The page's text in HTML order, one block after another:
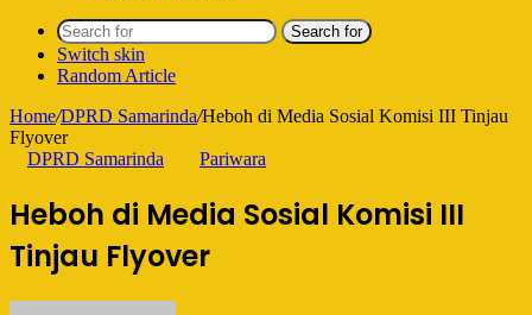
Search for
Switch skin
Random Article
Home/DPRD Samarinda/Heboh di Media Sosial Komisi III Tinjau
Flyover
DPRD Samarinda
Pariwara
Heboh di Media Sosial Komisi III
Tinjau Flyover